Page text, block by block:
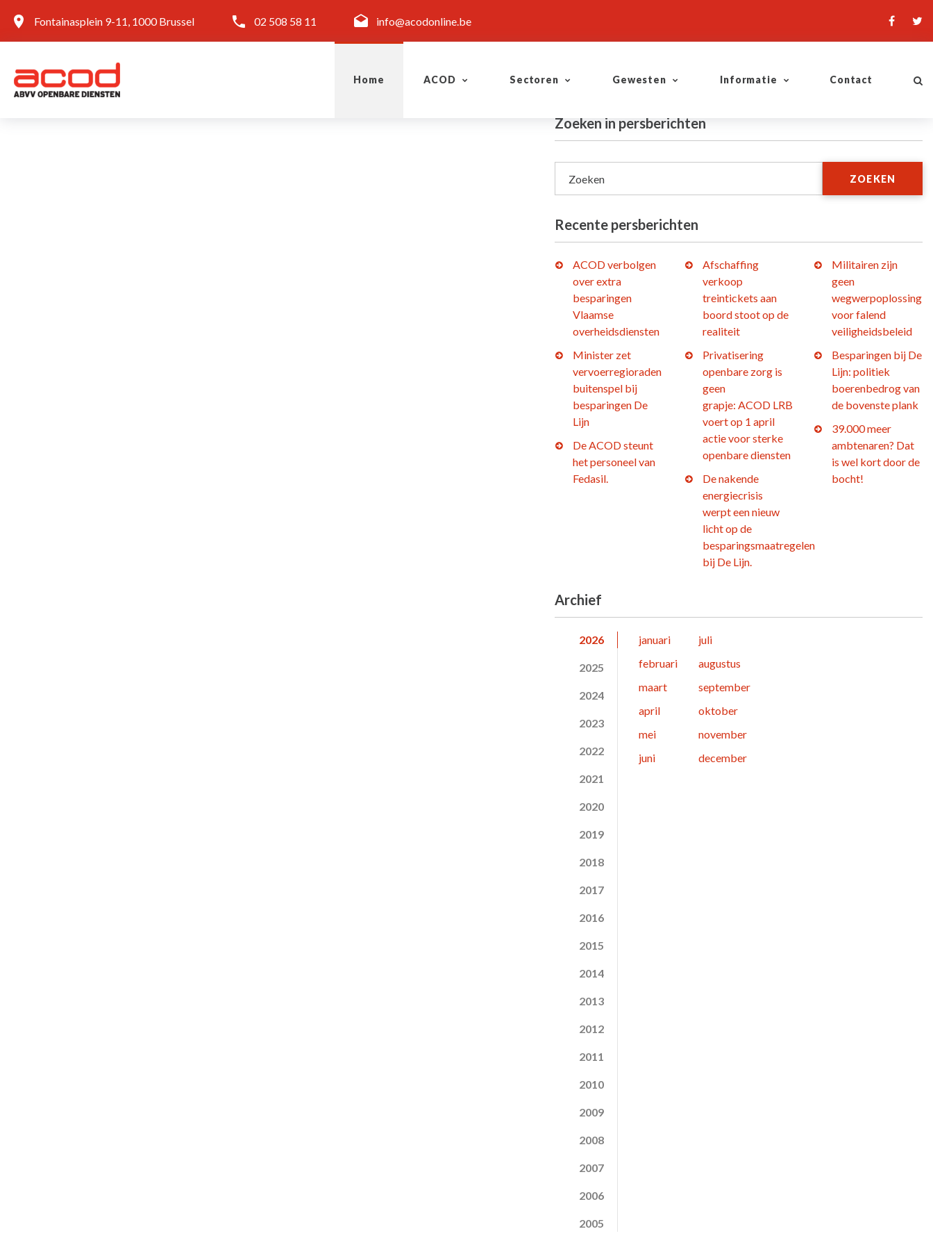
Fontainasplein 9-11, 1000 Brussel 02 508 58 11 info@acodonline.be
Home ACOD Sectoren Gewesten Informatie Contact
Zoeken in persberichten
Zoeken ZOEKEN
Recente persberichten
ACOD verbolgen
over extra
besparingen
Vlaamse
overheidsdiensten
Minister zet
vervoerregioraden
buitenspel bij
besparingen De
Lijn
De ACOD steunt
het personeel van
Fedasil.
Afschaffing
verkoop
treintickets aan
boord stoot op de
realiteit
Privatisering
openbare zorg is
geen
grapje: ACOD LRB
voert op 1 april
actie voor sterke
openbare diensten
De nakende
energiecrisis
werpt een nieuw
licht op de
besparingsmaatregelen
bij De Lijn.
Militairen zijn
geen
wegwerpoplossing
voor falend
veiligheidsbeleid
Besparingen bij De
Lijn: politiek
boerenbedrog van
de bovenste plank
39.000 meer
ambtenaren? Dat
is wel kort door de
bocht!
Archief
2026
2025
2024
2023
2022
2021
2020
2019
2018
2017
2016
2015
2014
2013
2012
2011
2010
2009
2008
2007
2006
2005
januari
februari
maart
april
mei
juni
juli
augustus
september
oktober
november
december